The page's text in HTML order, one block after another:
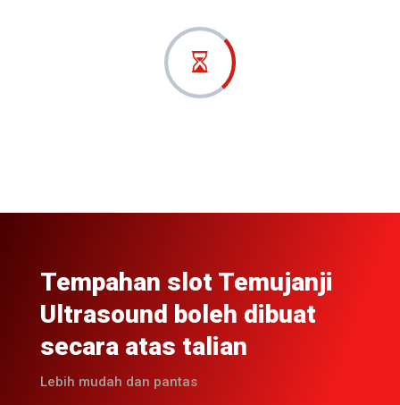
Tempahan slot Temujanji
Ultrasound boleh dibuat
secara atas talian
Lebih mudah dan pantas